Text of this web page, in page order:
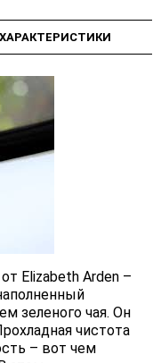
ХАРАКТЕРИСТИКИ
Elizabeth Arden –
зеленого чая. Он
чистота
– вот чем